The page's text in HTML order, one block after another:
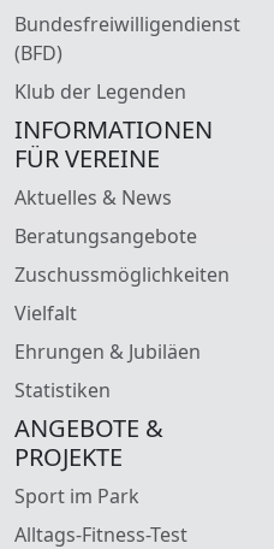
Bundesfreiwilligendienst
(BFD)
Klub der Legenden
INFORMATIONEN
FÜR VEREINE
Aktuelles & News
Beratungsangebote
Zuschussmöglichkeiten
Vielfalt
Ehrungen & Jubiläen
Statistiken
ANGEBOTE &
PROJEKTE
Sport im Park
Alltags-Fitness-Test